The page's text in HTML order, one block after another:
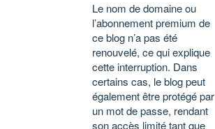
Le nom de domaine ou
l’abonnement premium de
ce blog n’a pas été
renouvelé, ce qui explique
cette interruption. Dans
certains cas, le blog peut
également être protégé par
un mot de passe, rendant
son accès limité tant que